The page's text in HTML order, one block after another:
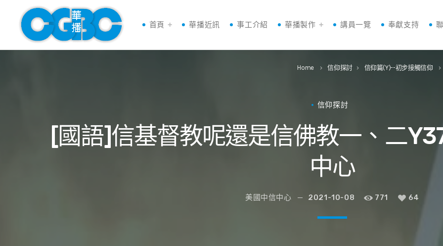
首頁 華播近訊 事工介紹 華播製作 講員一覽 奉獻支持
Home keyboard_arrow_right 信仰探討 keyboard_arrow_right 信仰篇(Y)--初步接觸信仰 keyboard_arrow_right
信仰探討
[國語]信基督教呢還是信佛教一、二
中心
美國中信中心 2021-10-08 771 64